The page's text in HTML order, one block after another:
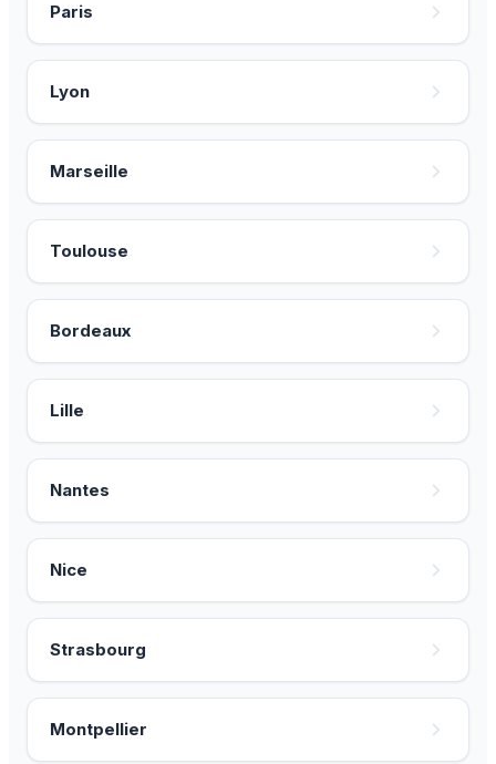
Paris
Lyon
Marseille
Toulouse
Bordeaux
Lille
Nantes
Nice
Strasbourg
Montpellier